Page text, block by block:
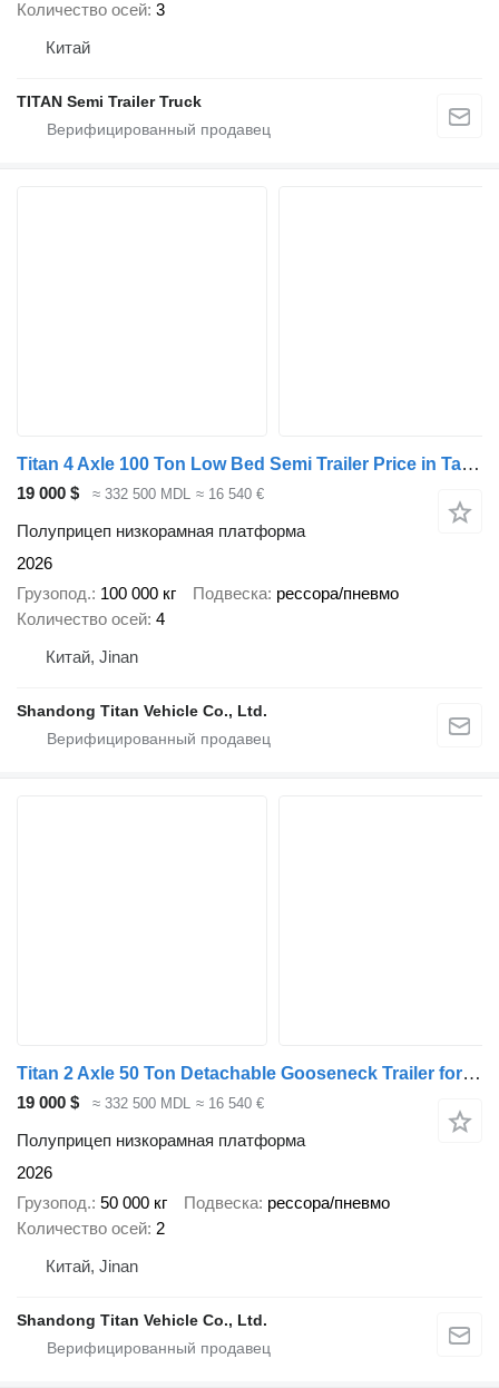
Количество осей 3
Китай
TITAN Semi Trailer Truck
Titan 4 Axle 100 Ton Low Bed Semi Trailer Price in Tanzania
19 000 $ ≈ 332 500 MDL ≈ 16 540 €
Полуприцеп низкорамная платформа
2026
Грузопод. 100 000 кг Подвеска рессора/пневмо
Количество осей 4
Китай, Jinan
Shandong Titan Vehicle Co., Ltd.
Titan 2 Axle 50 Ton Detachable Gooseneck Trailer for Sale in Nigeria
19 000 $ ≈ 332 500 MDL ≈ 16 540 €
Полуприцеп низкорамная платформа
2026
Грузопод. 50 000 кг Подвеска рессора/пневмо
Количество осей 2
Китай, Jinan
Shandong Titan Vehicle Co., Ltd.